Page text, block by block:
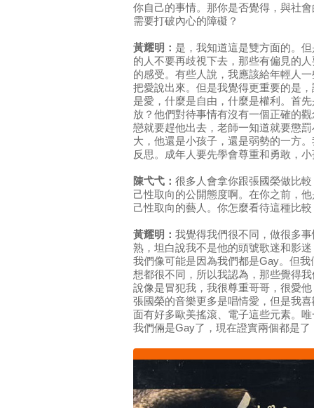
你自己的事情。那你是否覺得，與社
需要打破內心的障礙？
黃耀明： 是，我知道這是雙方面的。
的人不要再歧視下去，那些有偏見的
的感受。有些人說，我應該給年輕人
把愛說出來。但是我覺得更重要的是
是愛，什麼是自由，什麼是權利。首
放？他們對待事情有沒有一個正確的
戀就要趕他出去，老師一知道就要懲
大，他還是小孩子，還是弱勢的一方
反思。成年人要先學會尊重和勇敢，
陳弋弋： 很多人會拿你跟張國榮做比
己性取向的公開態度啊。在你之前，
己性取向的藝人。你怎麼看待這種比較
黃耀明： 我覺得我們很不同，做很多
熟，坦白說我不是他的頭號歌迷和影
我們像可能是因為我們都是Gay。但
想都很不同，所以我認為，那些覺得
說像是冒犯我，我很尊重哥哥，很愛
張國榮的音樂更多是唱情愛，但是我
面有好多歐美搖滾、電子這些元素。
我們倆是Gay了，現在證實兩個都是了